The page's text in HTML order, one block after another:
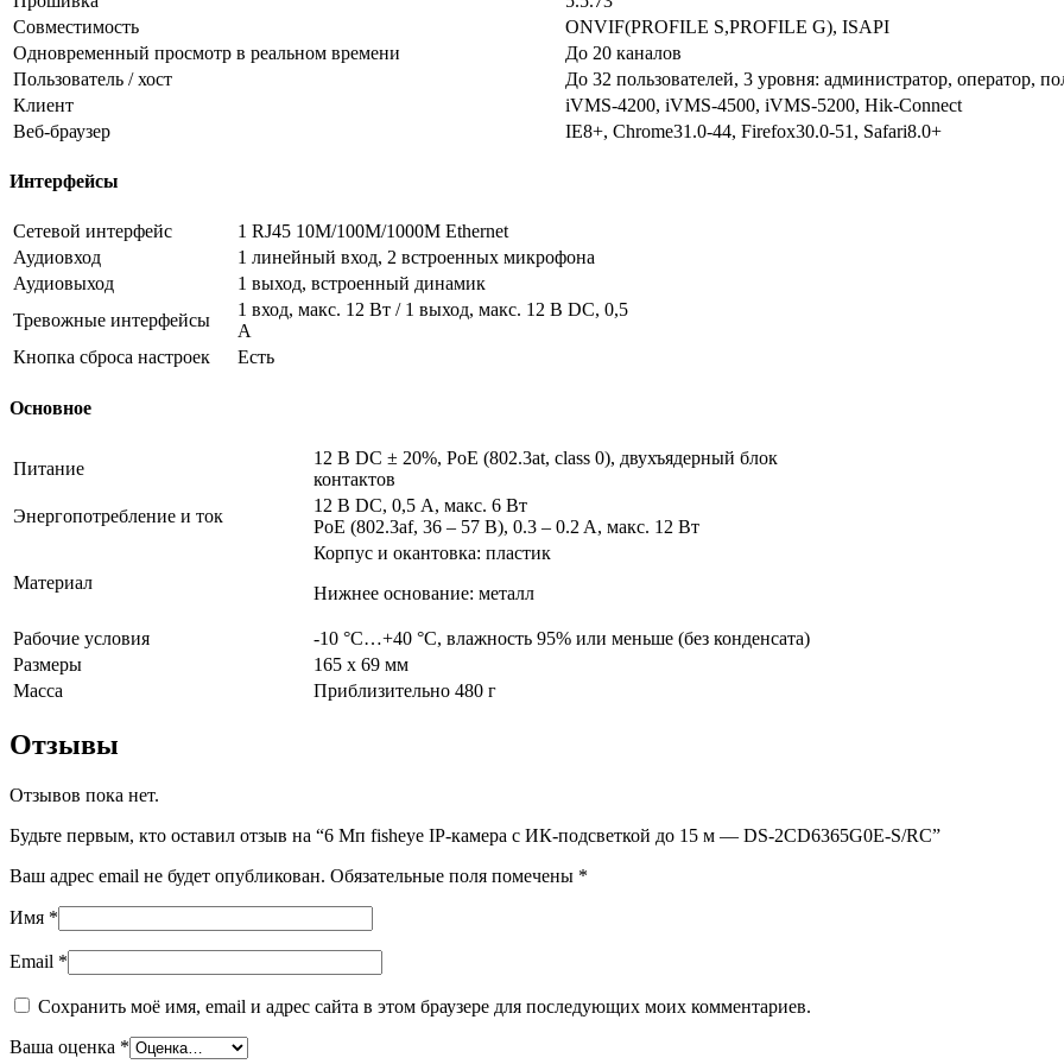
Совместимость
ONVIF(PROFILE S,PROFILE G), ISAPI
Одновременный просмотр в реальном времени
До 20 каналов
Пользователь / хост
До 32 пользователей, 3 уровня: администратор, оператор,
Клиент
iVMS-4200, iVMS-4500, iVMS-5200, Hik-Connect
Веб-браузер
IE8+, Chrome31.0-44, Firefox30.0-51, Safari8.0+
Интерфейсы
Сетевой интерфейс
1 RJ45 10M/100M/1000M Ethernet
Аудиовход
1 линейный вход, 2 встроенных микрофона
Аудиовыход
1 выход, встроенный динамик
Тревожные интерфейсы
1 вход, макс. 12 Вт / 1 выход, макс. 12 В DC, 0,5
А
Кнопка сброса настроек
Есть
Основное
Питание
12 В DC ± 20%, PoE (802.3at, class 0), двухъядерный блок
контактов
Энергопотребление и ток
12 В DC, 0,5 А, макс. 6 Вт
PoE (802.3af, 36 – 57 В), 0.3 – 0.2 A, макс. 12 Вт
Материал
Корпус и окантовка: пластик
Нижнее основание: металл
Рабочие условия
-10 °C…+40 °C, влажность 95% или меньше (без конденсата)
Размеры
165 х 69 мм
Масса
Приблизительно 480 г
Отзывы
Отзывов пока нет.
Будьте первым, кто оставил отзыв на “6 Мп fisheye IP-камера с ИК-подсветкой до 15 м — DS-2CD6365G0E-S/RC”
Ваш адрес email не будет опубликован. Обязательные поля помечены *
Имя *
Email *
Сохранить моё имя, email и адрес сайта в этом браузере для последующих моих комментариев.
Ваша оценка *